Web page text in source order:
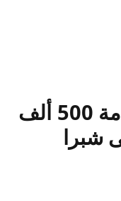
المؤبد لربة منزل وغرامة 500 ألف
شبرا